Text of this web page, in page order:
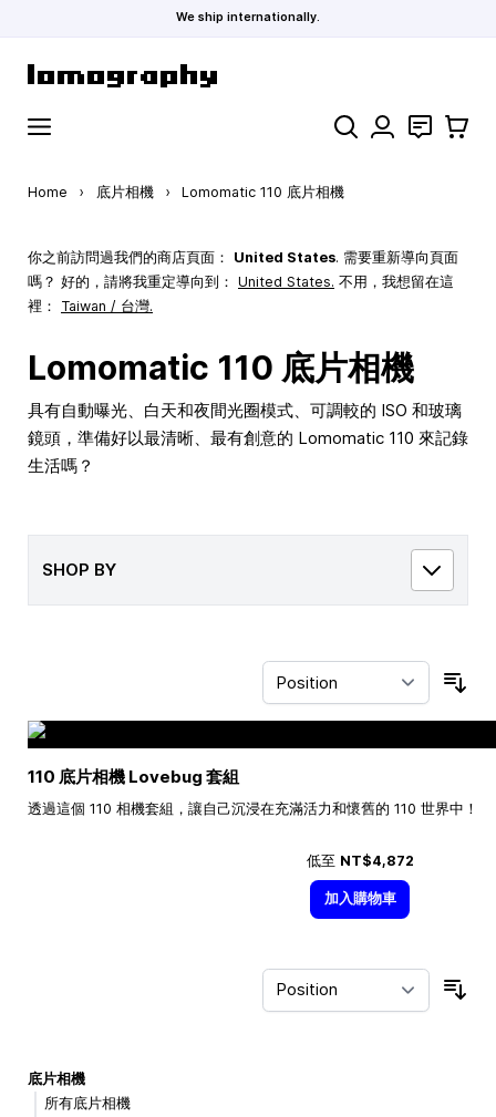
We ship internationally.
Search 聯絡 購物車
Home › 底片相機 › Lomomatic 110 底片相機
你之前訪問過我們的商店頁面： United States. 需要重新導向頁面
嗎？ 好的，請將我重定導向到： United States. 不用，我想留在這
裡： Taiwan / 台灣.
Lomomatic 110 底片相機
具有自動曝光、白天和夜間光圈模式、可調較的 ISO 和玻璃
鏡頭，準備好以最清晰、最有創意的 Lomomatic 110 來記錄
生活嗎？
SHOP BY
110 底片相機 Lovebug 套組
透過這個 110 相機套組，讓自己沉浸在充滿活力和懷舊的 110 世界中！
低至 NT$4,872
加入購物車
底片相機
所有底片相機